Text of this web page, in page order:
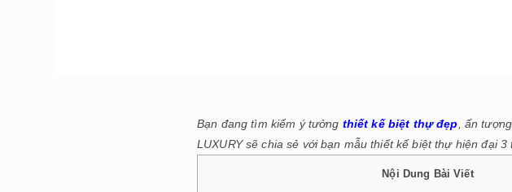
Bạn đang tìm kiếm ý tưởng thiết kế biệt thự đẹp , ấn
LUXURY sẽ chia sẻ với bạn mẫu thiết kế biệt thự hiện đại
Nội Dung Bài Viết